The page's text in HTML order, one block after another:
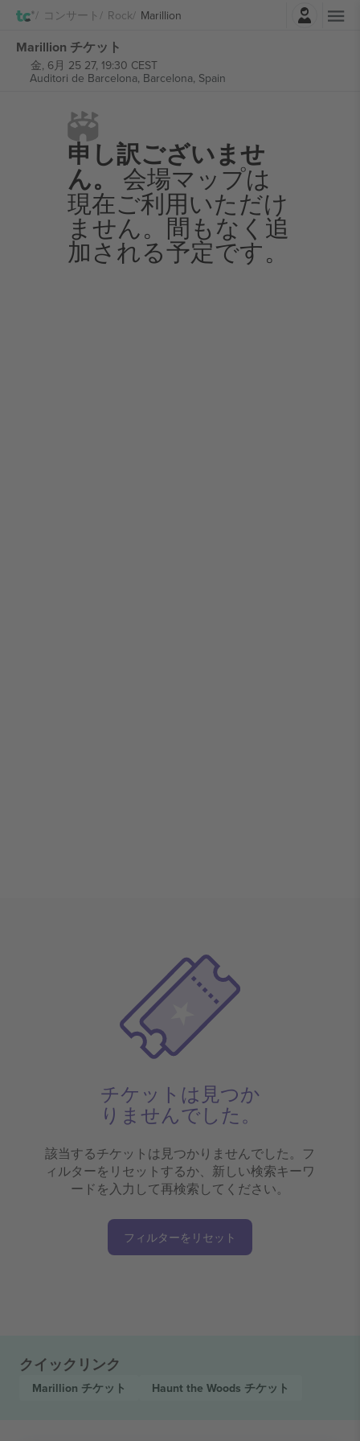
コンサート Rock Marillion
Marillion チケット
金, 6月 25 27, 19:30 CEST
Auditori de Barcelona, Barcelona, Spain
申し訳ございませ
ん。 会場マップは
現在ご利用いただけ
ません。間もなく追
加される予定です。
チケットは見つか
りませんでした。
該当するチケットは見つかりませんでした。フ
ィルターをリセットするか、新しい検索キーワ
ードを入力して再検索してください。
フィルターをリセット
クイックリンク
Marillion チケット Haunt the Woods チケット